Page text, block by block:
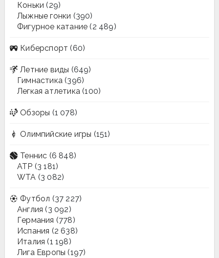
Коньки (29)
Лыжные гонки (390)
Фигурное катание (2 489)
Киберспорт (60)
Летние виды (649)
Гимнастика (396)
Легкая атлетика (100)
Обзоры (1 078)
Олимпийские игры (151)
Теннис (6 848)
ATP (3 181)
WTA (3 082)
Футбол (37 227)
Англия (3 092)
Германия (778)
Испания (2 638)
Италия (1 198)
Лига Европы (197)